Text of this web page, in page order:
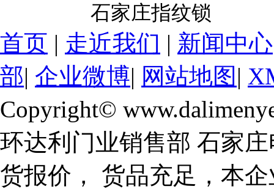
石家庄指纹锁
首页 | 走近我们 | 新闻中心
部| 企业微博| 网站地图 |
Copyright©
环达利门业销售部 石家
货报价， 货品充足，本